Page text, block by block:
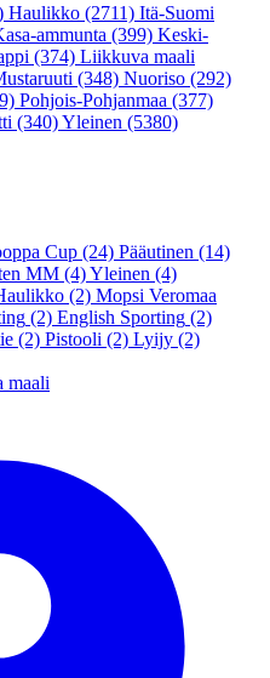
Haulikko (2711) Itä-Suomi
ammunta (399) Keski-
(374) Liikkuva maali
(348) Nuoriso (292)
Pohjois-Pohjanmaa (377)
(340)Yleinen (5380)
Cup (24) Pääutinen (14)
MM (4)Yleinen (4)
(2) Mopsi Veromaa
(2) English Sporting (2)
(2) Pistooli (2) Lyijy (2)
maali